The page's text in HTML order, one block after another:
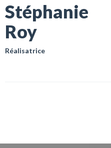
Stéphanie
Roy
Réalisatrice